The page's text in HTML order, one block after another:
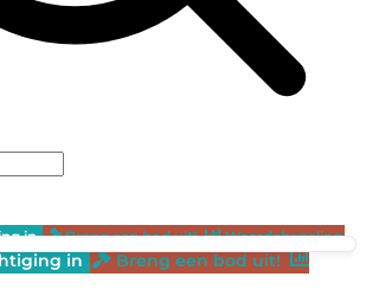
in Breng een bod uit! Waardebepaling
in
Breng een bod uit!